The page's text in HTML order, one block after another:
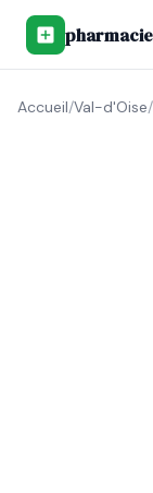
Accueil/Val-d'Oise/